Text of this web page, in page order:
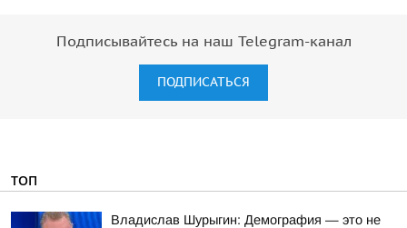
Подписывайтесь на наш Telegram-канал
ПОДПИСАТЬСЯ
ТОП
Владислав Шурыгин: Демография — это не